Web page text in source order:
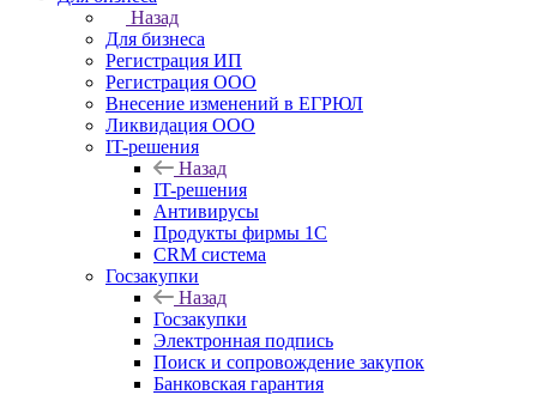
Назад
Для бизнеса
Регистрация ИП
Регистрация ООО
Внесение изменений в ЕГРЮЛ
Ликвидация ООО
IT-решения
Назад
IT-решения
Антивирусы
Продукты фирмы 1C
CRM система
Госзакупки
Назад
Госзакупки
Электронная подпись
Поиск и сопровождение закупок
Банковская гарантия